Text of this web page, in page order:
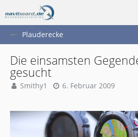
Plauderecke
Die einsamsten
gesucht
Smithy1 6. Februar 2009